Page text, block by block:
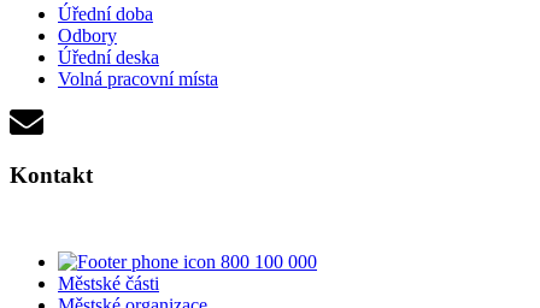
Úřední doba
Odbory
Úřední deska
Volná pracovní místa
Kontakt
800 100 000
Městské části